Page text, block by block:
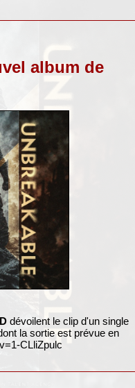
album de
dévoilent le clip d'un single
la sortie est prévue en
CLliZpulc